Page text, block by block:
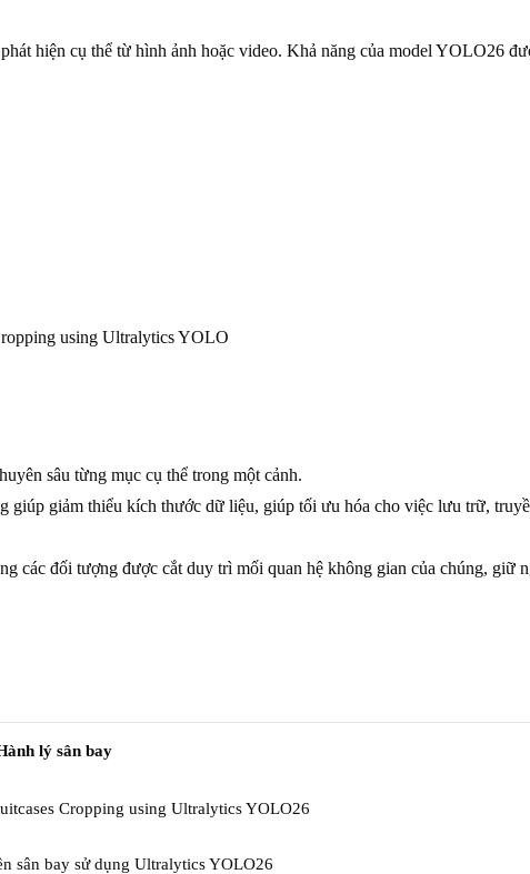
hiện cụ thể từ hình ảnh hoặc video. Khả năng của model YOLO26
using Ultralytics YOLO
sâu từng mục cụ thể trong một cảnh.
giúp giảm thiểu kích thước dữ liệu, giúp tối ưu hóa cho việc lưu trữ,
các đối tượng được cắt duy trì mối quan hệ không gian của chúng, giữ
lý sân bay
sân bay sử dụng Ultralytics YOLO26